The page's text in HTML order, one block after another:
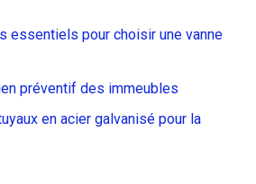
essentiels pour choisir une vanne
préventif des immeubles
en acier galvanisé pour la